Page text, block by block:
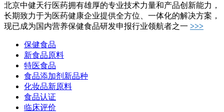
北京中健天行医药拥有雄厚的专业技术力量和产品创新能力，
长期致力于为医药健康企业提供全方位、一体化的解决方案，
现已成为国内营养保健食品研发申报行业领航者之一 >>>
保健食品
新食品原料
特医食品
食品添加剂新品种
化妆品新原料
食品认证
临床评价